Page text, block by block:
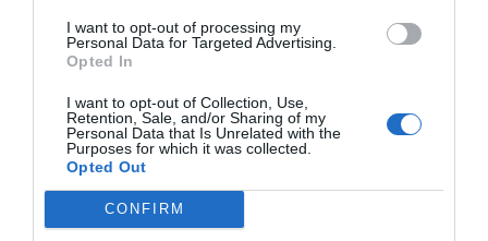
I want to opt-out of processing my
Personal Data for Targeted Advertising.
Opted In
I want to opt-out of Collection, Use,
Retention, Sale, and/or Sharing of my
Personal Data that Is Unrelated with the
Purposes for which it was collected.
Opted Out
CONFIRM
combinació de supervisió per oferir més control.
Les actualitzacions inclouen maneres de:
Conèixer amb qui xategen els seus fills
adolescents:tot i que els pares no podran llegir
els missatges dels seus fills, podran veure a qui
han enviat missatges durant els últims set dies.